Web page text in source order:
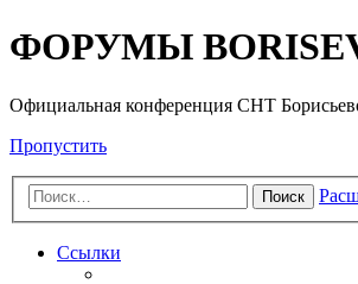
ФОРУМЫ
Официальная конференция СНТ
Пропустить
Поиск
Ссылки